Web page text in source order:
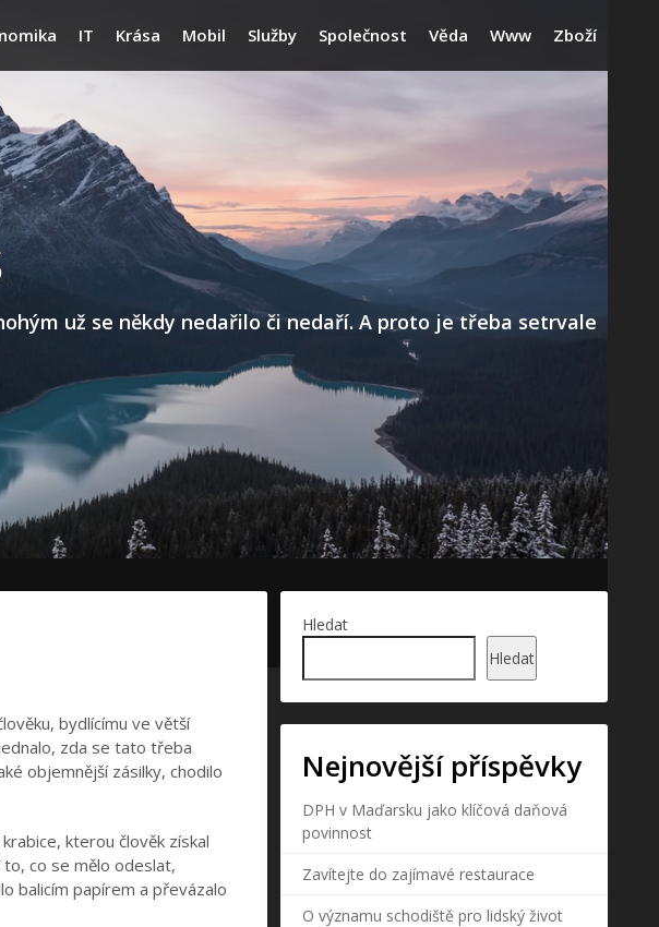
IT Krása Mobil Služby Společnost Věda Www Zboží
už se někdy nedařilo či nedaří. A proto je třeba setrvale
bydlícímu ve větší
zda se tato třeba
objemnější zásilky, chodilo
kterou člověk získal
co se mělo odeslat,
balicím papírem a převázalo
Hledat
Hledat
Nejnovější příspěvky
DPH v Maďarsku jako klíčová daňová
povinnost
Zavítejte do zajímavé restaurace
O významu schodiště pro lidský život